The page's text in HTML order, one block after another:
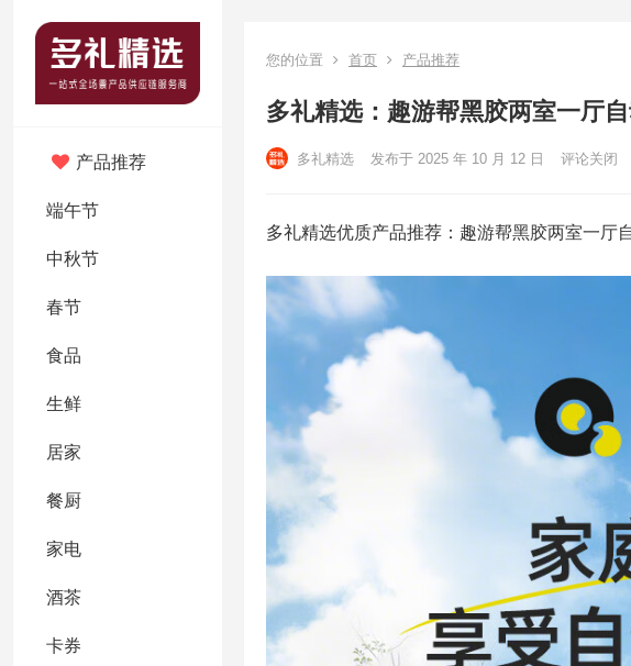
产品推荐
端午节
中秋节
春节
食品
生鲜
居家
餐厨
家电
酒茶
卡券
您的位置 首页 产品推荐
多礼精选：趣游帮黑胶两室一厅自
多礼精选 发布于 2025 年 10 月 12 日 评论关闭
多礼精选优质产品推荐：趣游帮黑胶两室一厅